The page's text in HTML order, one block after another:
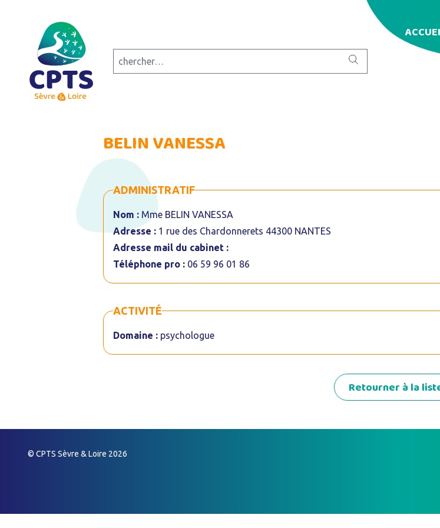
BELIN VANESSA
ADMINISTRATIF
Nom : Mme BELIN VANESSA
Adresse : 1 rue des Chardonnerets 44300 NANTES
Adresse mail du cabinet :
Téléphone pro : 06 59 96 01 86
ACTIVITÉ
Domaine : psychologue
Retourner à la
© CPTS Sèvre & Loire 2026